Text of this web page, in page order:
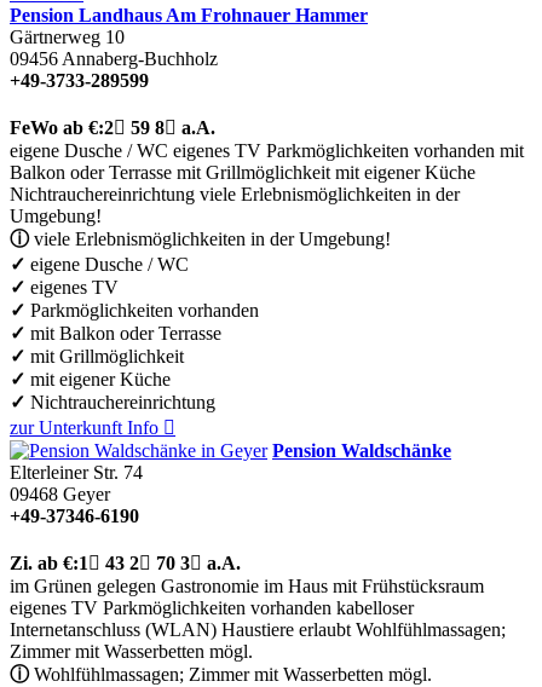
Pension Landhaus Am Frohnauer Hammer
Gärtnerweg 10
09456 Annaberg-Buchholz
+49-3733-289599
FeWo ab €:2 59 8 a.A.
eigene Dusche / WC eigenes TV Parkmöglichkeiten vorhanden mit
Balkon oder Terrasse mit Grillmöglichkeit mit eigener Küche
Nichtrauchereinrichtung viele Erlebnismöglichkeiten in der
Umgebung!
ⓘviele Erlebnismöglichkeiten in der Umgebung!
✓ eigene Dusche / WC
✓ eigenes TV
✓ Parkmöglichkeiten vorhanden
✓ mit Balkon oder Terrasse
✓ mit Grillmöglichkeit
✓ mit eigener Küche
✓ Nichtrauchereinrichtung
zur Unterkunft Info 
Pension Waldschänke
Elterleiner Str. 74
09468 Geyer
+49-37346-6190
Zi. ab €:1  43 2 70 3 a.A.
im Grünen gelegen Gastronomie im Haus mit Frühstücksraum
eigenes TV Parkmöglichkeiten vorhanden kabelloser
Internetanschluss (WLAN) Haustiere erlaubt Wohlfühlmassagen;
Zimmer mit Wasserbetten mögl.
ⓘWohlfühlmassagen; Zimmer mit Wasserbetten mögl.